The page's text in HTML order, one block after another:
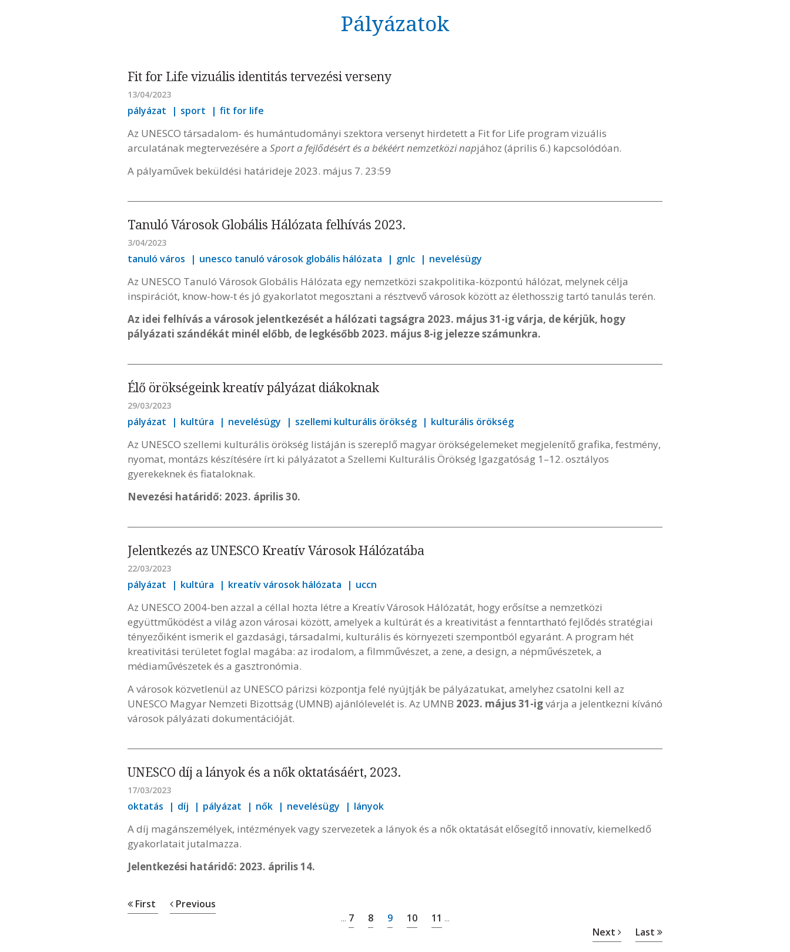
Pályázatok
Fit for Life vizuális identitás tervezési verseny
13/04/2023
pályázat sport fit for life
Az UNESCO társadalom- és humántudományi szektora versenyt hirdetett a Fit for Life program vizuális
arculatának megtervezésére a Sport a fejlődésért és a békéért nemzetközi napjához (április 6.) kapcsolódóan.
A pályaművek beküldési határideje 2023. május 7. 23:59
Tanuló Városok Globális Hálózata felhívás 2023.
3/04/2023
tanuló város unesco tanuló városok globális hálózata gnlc nevelésügy
Az UNESCO Tanuló Városok Globális Hálózata egy nemzetközi szakpolitika-központú hálózat, melynek célja
inspirációt, know-how-t és jó gyakorlatot megosztani a résztvevő városok között az élethosszig tartó tanulás terén.
Az idei felhívás a városok jelentkezését a hálózati tagságra 2023. május 31-ig várja, de kérjük, hogy
pályázati szándékát minél előbb, de legkésőbb 2023. május 8-ig jelezze számunkra.
Élő örökségeink kreatív pályázat diákoknak
29/03/2023
pályázat kultúra nevelésügy szellemi kulturális örökség kulturális örökség
Az UNESCO szellemi kulturális örökség listáján is szereplő magyar örökségelemeket megjelenítő grafika, festmény,
nyomat, montázs készítésére írt ki pályázatot a Szellemi Kulturális Örökség Igazgatóság 1–12. osztályos
gyerekeknek és fiataloknak.
Nevezési határidő: 2023. április 30.
Jelentkezés az UNESCO Kreatív Városok Hálózatába
22/03/2023
pályázat kultúra kreatív városok hálózata uccn
Az UNESCO 2004-ben azzal a céllal hozta létre a Kreatív Városok Hálózatát, hogy erősítse a nemzetközi
együttműködést a világ azon városai között, amelyek a kultúrát és a kreativitást a fenntartható fejlődés stratégiai
tényezőiként ismerik el gazdasági, társadalmi, kulturális és környezeti szempontból egyaránt. A program hét
kreativitási területet foglal magába: az irodalom, a filmművészet, a zene, a design, a népművészetek, a
médiaművészetek és a gasztronómia.
A városok közvetlenül az UNESCO párizsi központja felé nyújtják be pályázatukat, amelyhez csatolni kell az
UNESCO Magyar Nemzeti Bizottság (UMNB) ajánlólevelét is. Az UMNB 2023. május 31-igvárja a jelentkezni kívánó
városok pályázati dokumentációját.
UNESCO díj a lányok és a nők oktatásáért, 2023.
17/03/2023
oktatás díj pályázat nők nevelésügy lányok
A díj magánszemélyek, intézmények vagy szervezetek a lányok és a nők oktatását elősegítő innovatív, kiemelkedő
gyakorlatait jutalmazza.
Jelentkezési határidő: 2023. április 14.
First Previous
... 7 8 9 10 11 ...
Next Last